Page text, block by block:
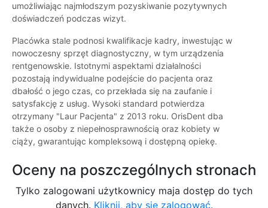
umożliwiając najmłodszym pozyskiwanie pozytywnych
doświadczeń podczas wizyt.
Placówka stale podnosi kwalifikacje kadry, inwestując w
nowoczesny sprzęt diagnostyczny, w tym urządzenia
rentgenowskie. Istotnymi aspektami działalności
pozostają indywidualne podejście do pacjenta oraz
dbałość o jego czas, co przekłada się na zaufanie i
satysfakcję z usług. Wysoki standard potwierdza
otrzymany "Laur Pacjenta" z 2013 roku. OrisDent dba
także o osoby z niepełnosprawnością oraz kobiety w
ciąży, gwarantując kompleksową i dostępną opiekę.
Oceny na poszczególnych stronach
Tylko zalogowani użytkownicy maja dostęp do tych
danych. Kliknij, aby się zalogować.